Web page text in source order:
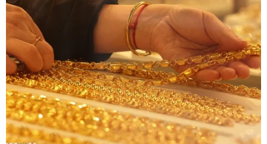
Nông dân huyện Gò Quao (Kiên Giang) thu hoạch lúa Hè Thu.
(Ảnh: Văn Sĩ/TTXVN)
Theo Sở Nông nghiệp và Phát triển nông thôn
Kiên Giang, vụ lúa Hè Thu 2024, tỉnh đã chia
làm 4 đợt xuống giống trên 276.000ha, tập trung
chủ yếu ở các huyện Tân Hiệp, Giồng Riềng, Gò
Quao, Châu Thành, Hòn Đất.